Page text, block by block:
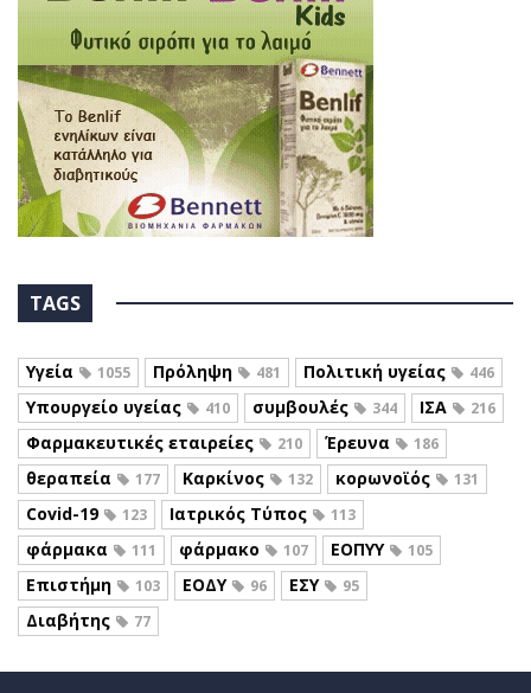
TAGS
Υγεία 1055 Πρόληψη 481 Πολιτική υγείας 446
Υπουργείο υγείας 410 συμβουλές 344 ΙΣΑ 216
Φαρμακευτικές εταιρείες 210 Έρευνα 186
θεραπεία 177 Καρκίνος 132 κορωνοϊός 131
Covid-19 123 Ιατρικός Τύπος 113
φάρμακα 111 φάρμακο 107 ΕΟΠΥΥ 105
Επιστήμη 103 ΕΟΔΥ 96 ΕΣΥ 95
Διαβήτης 77